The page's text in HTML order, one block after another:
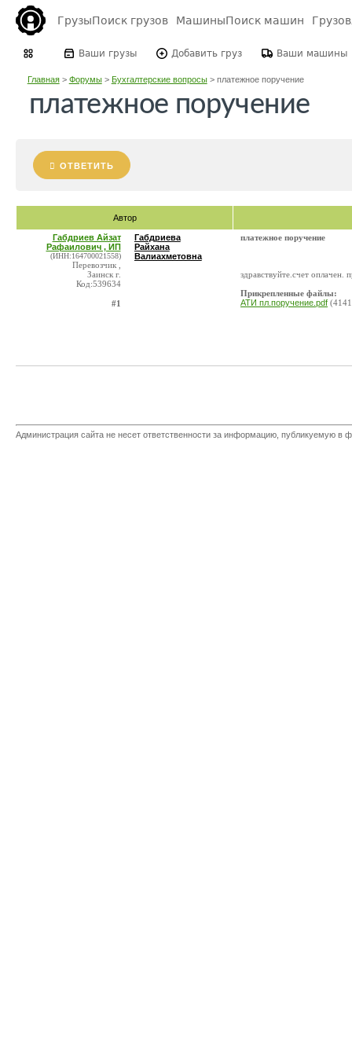
ГрузыПоиск грузов МашиныПоиск машин
Ваши грузы Добавить груз Ваши машины
Главная> Форумы> Бухгалтерские вопросы> платежное поручение
платежное поручение
ОТВЕТИТЬ
Автор
Габдриев Айзат
Рафаилович , ИП
(ИНН:164700021558)
Перевозчик ,
Заинск г.
Код:539634
#1
Габдриева
Райхана
Валиахметовна
платежное поручение
здравствуйте.счет оплачен.
Прикрепленные файлы:
АТИ пл.поручение.pdf
Администрация сайта не несет ответственности за информацию, публикуемую